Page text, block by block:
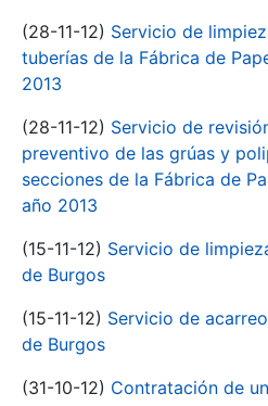
(28-11-12) Servicio de
tuberías de la Fábrica de
2013
(28-11-12) Servicio de
preventivo de las grúas y
secciones de la Fábrica de
año 2013
(15-11-12) Servicio de
de Burgos
(15-11-12) Servicio de
de Burgos
(31-10-12) Contratación de